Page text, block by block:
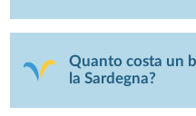
Quanto costa un
la Sardegna?